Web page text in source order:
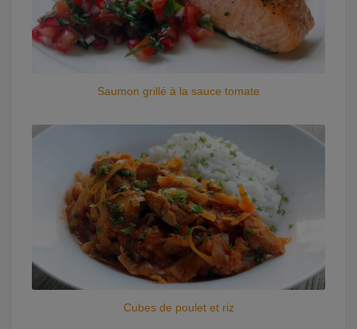
Saumon grillé à la sauce tomate
Cubes de poulet et riz